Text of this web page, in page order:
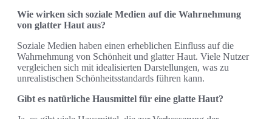
Wie wirken sich soziale Medien auf die Wahrnehmung
von glatter Haut aus?
Soziale Medien haben einen erheblichen Einfluss auf die
Wahrnehmung von Schönheit und glatter Haut. Viele Nutzer
vergleichen sich mit idealisierten Darstellungen, was zu
unrealistischen Schönheitsstandards führen kann.
Gibt es natürliche Hausmittel für eine glatte Haut?